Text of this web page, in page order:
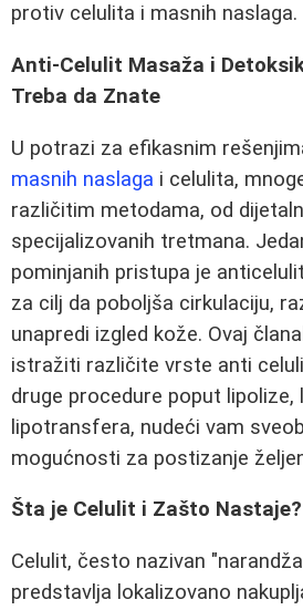
protiv celulita i masnih naslaga.
Anti-Celulit Masaža i
Treba da Znate
U potrazi za efikasnim
masnih naslaga i celulita,
različitim metodama, od
specijalizovanih tretmana.
pominjanih pristupa je
za cilj da poboljša cirkulaciju,
unapredi izgled kože. Ovaj
istražiti različite vrste anti
druge procedure poput lipolize,
lipotransfera, nudeći vam
mogućnosti za postizanje
Šta je Celulit i Zašto Nastaje?
Celulit, često nazivan
predstavlja lokalizovano